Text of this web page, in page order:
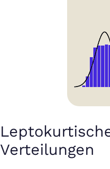
Verteilungen